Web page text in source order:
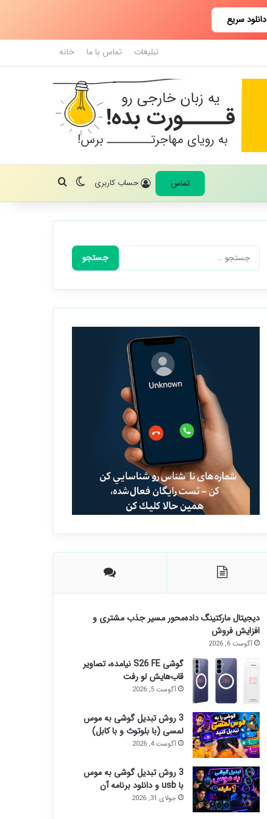
دانلود سریع
تبلیغات تماس با ما خانه
تماس حساب کاربری تغییر پوسته
جستجو برای
جستجو
برای:
دیجیتال مارکتینگ داده‌محور مسیر جذب مشتری و
افزایش فروش
آگوست 6, 2026
گوشی S26 FE نیامده، تصاویر
قاب‌هایش لو رفت
آگوست 5, 2026
3 روش تبدیل گوشی به موس
لمسی (با بلوتوث و با کابل)
آگوست 4, 2026
3 روش تبدیل گوشی به موس
با usb و دانلود برنامه آن
جولای 31, 2026